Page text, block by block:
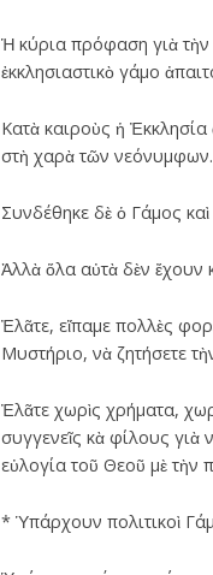
Ἡ κύρια πρόφαση γιὰ τὴν
ἐκκλησιαστικὸ γάμο
Κατὰ καιροὺς ἡ
στὴ χαρὰ τῶν νεόνυμφων.
Συνδέθηκε δὲ ὁ Γάμος
Ἀλλὰ ὅλα αὐτὰ δὲν ἔχουν
Ἐλᾶτε, εἴπαμε πολλὲς
Μυστήριο, νὰ ζητήσετε
Ἐλᾶτε χωρὶς χρήματα,
συγγενεῖς κὰ φίλους γιὰ
εὐλογία τοῦ Θεοῦ μὲ τὴν
* Ὑπάρχουν πολιτικοὶ